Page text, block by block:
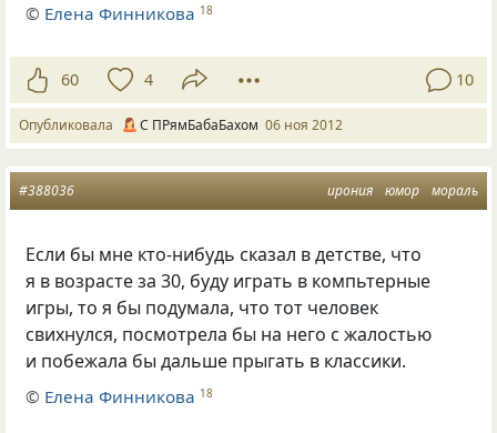
© Елена Финникова 18
60 4 10
Опубликовала С ПРямБабаБахом 06 ноя 2012
ирония юмор мораль
#388036
Если бы мне кто-нибудь сказал в детстве, что
я в возрасте за 30, буду играть в компьтерные
игры, то я бы подумала, что тот человек
свихнулся, посмотрела бы на него с жалостью
и побежала бы дальше прыгать в классики.
© Елена Финникова 18